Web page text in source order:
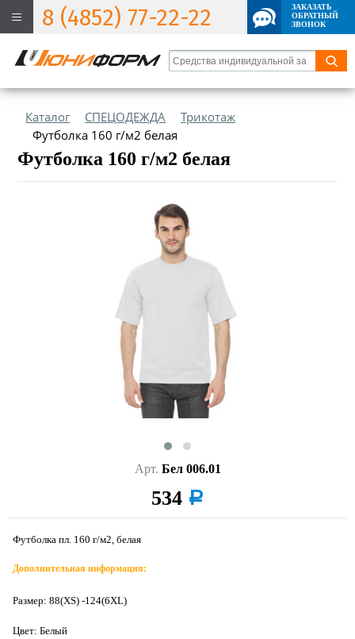
8 (4852) 77-22-22
ЗАКАЗАТЬ
ОБРАТНЫЙ
ЗВОНОК
Каталог СПЕЦОДЕЖДА
Трикотаж
Футболка 160 г/м2 белая
Футболка 160 г/м2 белая
Арт. Бел 006.01
534 a
Футболка пл. 160 г/м2, белая
Дополнительная информация:
Размер: 88(XS) -124(6XL)
Цвет: Белый